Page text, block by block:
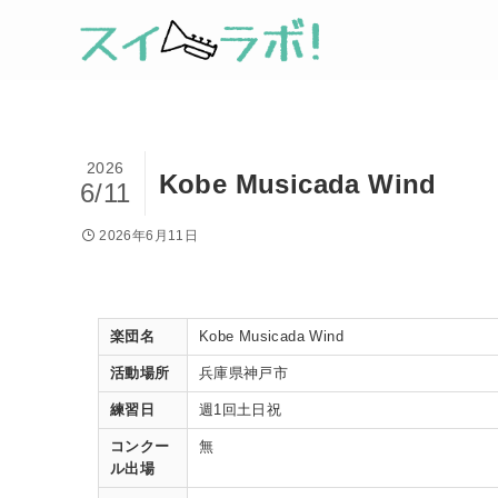
Kobe Musicada Wind
2026
6/11
2026年6月11日
楽団名 Kobe Musicada Wind
活動場所 兵庫県神戸市
練習日 週1回土日祝
コンクー
ル出場
無